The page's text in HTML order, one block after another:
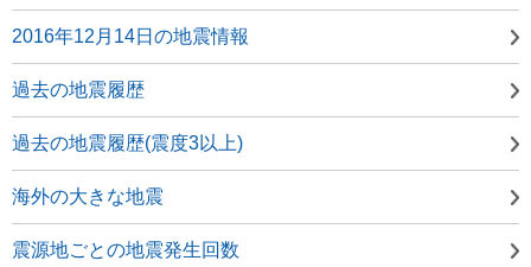
2016年12月14日の地震情報
過去の地震履歴
過去の地震履歴(震度3以上)
海外の大きな地震
震源地ごとの地震発生回数